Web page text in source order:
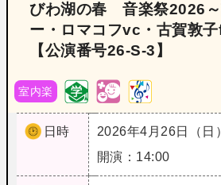
びわ湖の春 音楽祭2026
ー・ロマコフvc・古賀敦子
【公演番号26‐S‐3】
室内楽
日時
2026年4月26日（日）
開演：14:00